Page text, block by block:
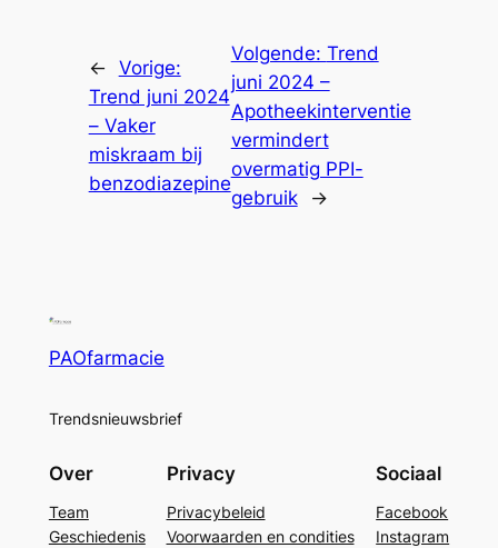
← Vorige:
Trend juni 2024
– Vaker
miskraam bij
benzodiazepine
Volgende: Trend
juni 2024 –
Apotheekinterventie
vermindert
overmatig PPI-
gebruik
→
PAOfarmacie
Trendsnieuwsbrief
Over
Team
Geschiedenis
Privacy
Privacybeleid
Voorwaarden en condities
Sociaal
Facebook
Instagram